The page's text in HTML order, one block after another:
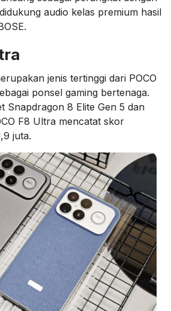
audio kelas premium hasil
jenis tertinggi dari POCO
ponsel gaming bertenaga.
Snapdragon 8 Elite Gen 5 dan
F8 Ultra mencatat skor
juta.